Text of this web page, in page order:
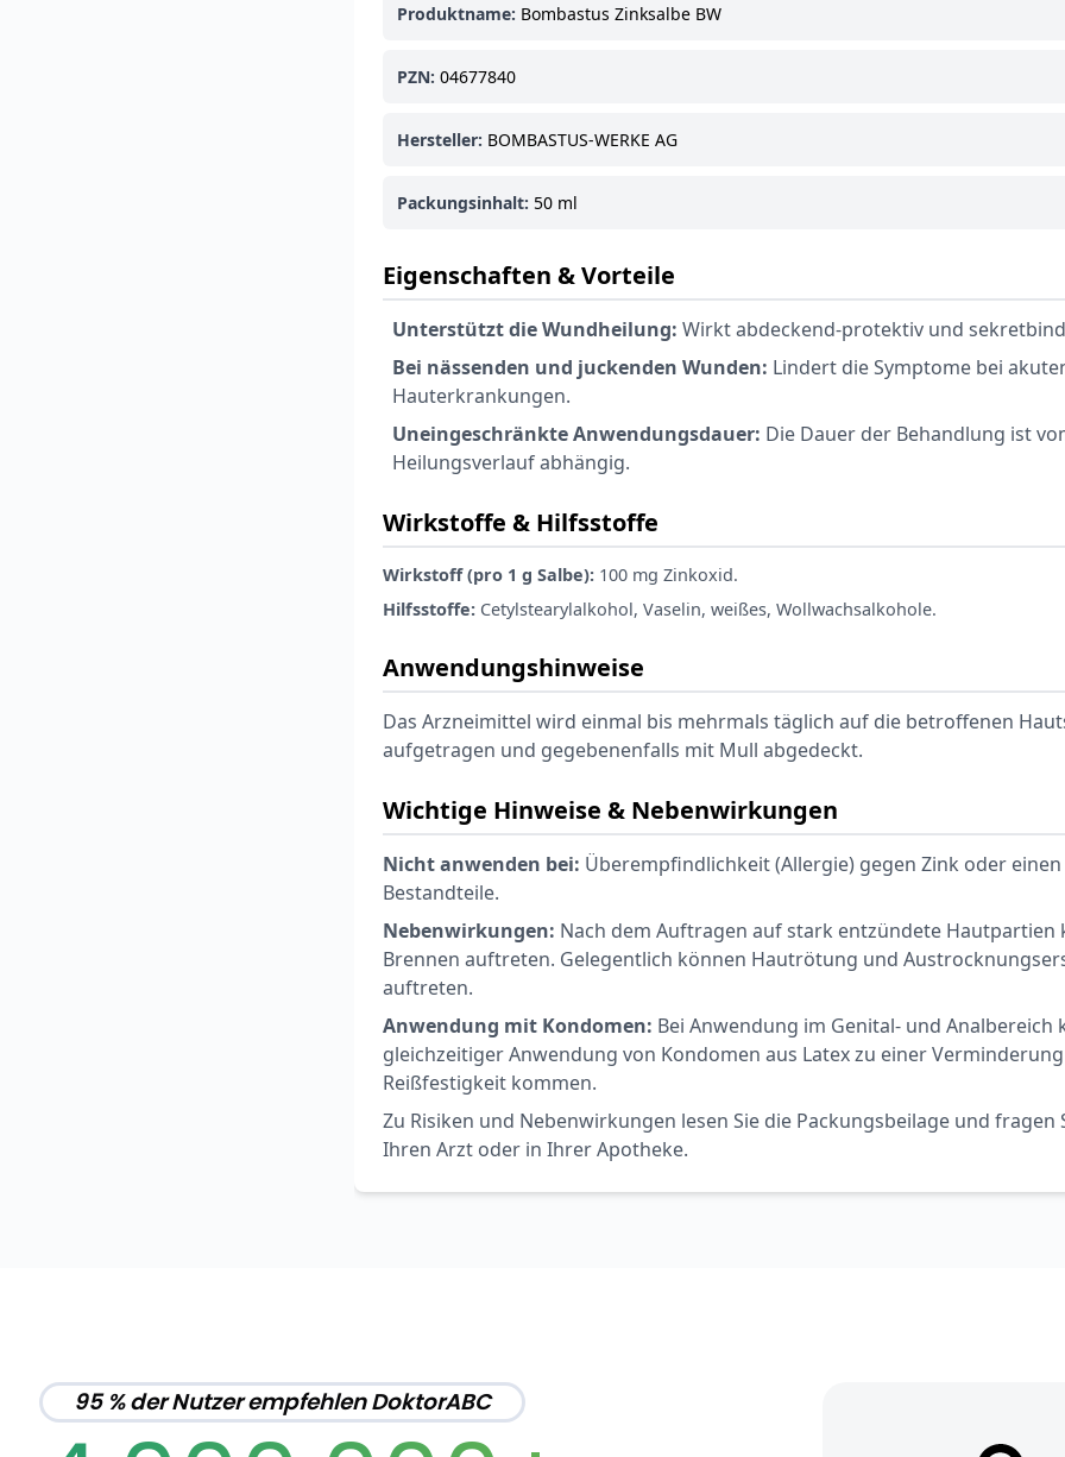
Produktname: Bombastus Zinksalbe BW
PZN: 04677840
Hersteller: BOMBASTUS-WERKE AG
Packungsinhalt: 50 ml
Eigenschaften & Vorteile
Unterstützt die Wundheilung: Wirkt abdeckend-protektiv und
Bei nässenden und juckenden Wunden: Lindert die Symptome bei
Hauterkrankungen.
Uneingeschränkte Anwendungsdauer: Die Dauer der Behandlung ist
Heilungsverlauf abhängig.
Wirkstoffe & Hilfsstoffe
Wirkstoff (pro 1 g Salbe): 100 mg Zinkoxid.
Hilfsstoffe: Cetylstearylalkohol, Vaselin, weißes, Wollwachsalkohole.
Anwendungshinweise
Das Arzneimittel wird einmal bis mehrmals täglich auf die betroffenen
aufgetragen und gegebenenfalls mit Mull abgedeckt.
Wichtige Hinweise & Nebenwirkungen
Nicht anwenden bei: Überempfindlichkeit (Allergie) gegen Zink oder
Bestandteile.
Nebenwirkungen: Nach dem Auftragen auf stark entzündete Hautpartien
Brennen auftreten. Gelegentlich können Hautrötung und
auftreten.
Anwendung mit Kondomen: Bei Anwendung im Genital- und Analbereich
gleichzeitiger Anwendung von Kondomen aus Latex zu einer
Reißfestigkeit kommen.
Zu Risiken und Nebenwirkungen lesen Sie die Packungsbeilage und fragen
Ihren Arzt oder in Ihrer Apotheke.
95 % der Nutzer empfehlen DoktorABC